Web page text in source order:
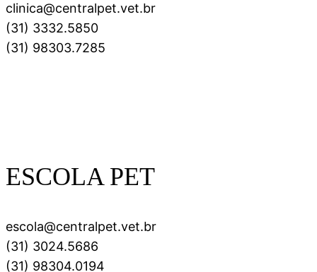
clinica@centralpet.vet.br
(31) 3332.5850
(31) 98303.7285
ESCOLA PET
escola@centralpet.vet.br
(31) 3024.5686
(31) 98304.0194